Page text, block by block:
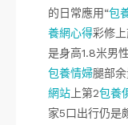
的日常應用“包
養網心得彩修
是身高1.8米男
包養情婦腿部
網站 上第2包養
家5口出行仍是